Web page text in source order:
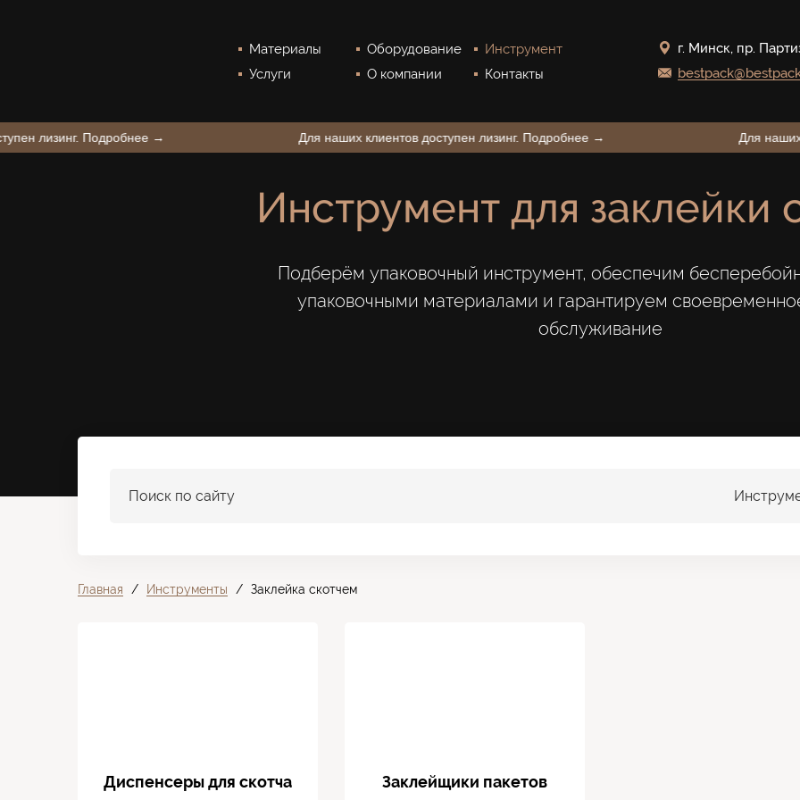
Материалы Оборудование
Инструмент
Услуги
О компании Контакты
г. Минск, пр.
доступен лизинг. Подробнее → Для наших клиентов доступен лизинг. Подробнее →
Инструмент для заклейки
Подберём упаковочный инструмент, обеспечим
упаковочными материалами и гарантируем
обслуживание
Поиск
Поиск по сайту
категорию
Главная / Инструменты / Заклейка скотчем
Диспенсеры для скотча Заклейщики пакетов